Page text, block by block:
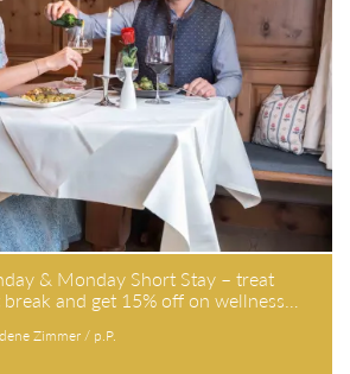
& Monday Short Stay – treat
and get 15% off on wellness…
Zimmer / p.P.